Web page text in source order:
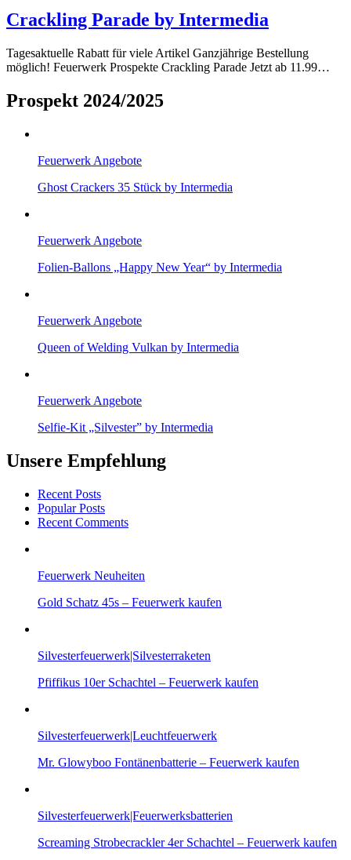
Crackling Parade by Intermedia
Tagesaktuelle Rabatt für viele Artikel Ganzjährige Bestellung
möglich! Feuerwerk Prospekte Crackling Parade Jetzt ab 11.99…
Prospekt 2024/2025
Feuerwerk Angebote
Ghost Crackers 35 Stück by Intermedia
Feuerwerk Angebote
Folien-Ballons „Happy New Year“ by Intermedia
Feuerwerk Angebote
Queen of Welding Vulkan by Intermedia
Feuerwerk Angebote
Selfie-Kit „Silvester” by Intermedia
Unsere Empfehlung
Recent Posts
Popular Posts
Recent Comments
Feuerwerk Neuheiten
Gold Schatz 45s – Feuerwerk kaufen
Silvesterfeuerwerk|Silvesterraketen
Pfiffikus 10er Schachtel – Feuerwerk kaufen
Silvesterfeuerwerk|Leuchtfeuerwerk
Mr. Glowyboo Fontänenbatterie – Feuerwerk kaufen
Silvesterfeuerwerk|Feuerwerksbatterien
Screaming Strobecrackler 4er Schachtel – Feuerwerk kaufen